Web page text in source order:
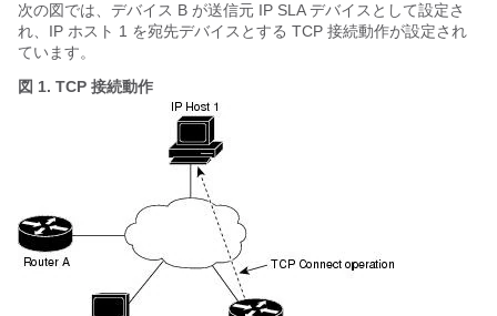
次の図では、デバイス B が送信元 IP SLA デバイスとして設定さ
れ、IP ホスト 1 を宛先デバイスとする TCP 接続動作が設定され
ています。
図 1. TCP 接続動作